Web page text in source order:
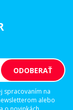
spracovaním na
alebo